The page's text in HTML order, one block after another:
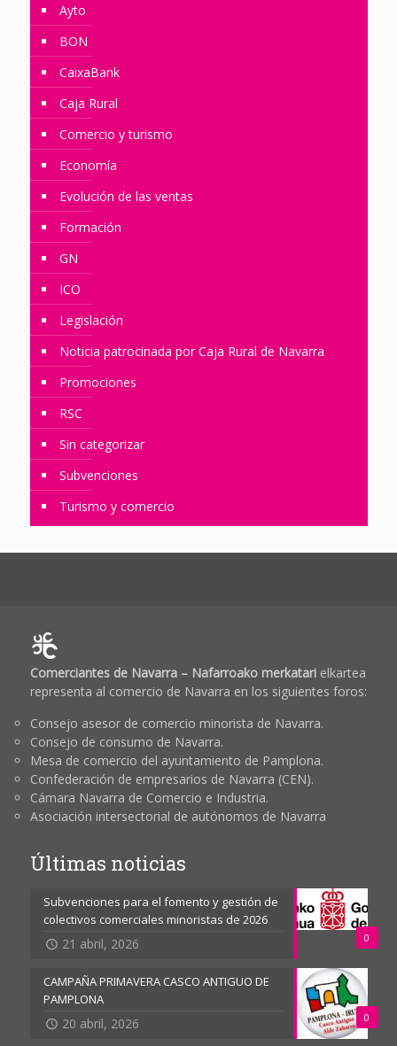
Ayto
BON
CaixaBank
Caja Rural
Comercio y turismo
Economía
Evolución de las ventas
Formación
GN
ICO
Legislación
Noticia patrocinada por Caja Rural de Navarra
Promociones
RSC
Sin categorizar
Subvenciones
Turismo y comercio
Comerciantes de Navarra – Nafarroako merkatarielkartea
representa al comercio de Navarra en los siguientes foros:
Consejo asesor de comercio minorista de Navarra.
Consejo de consumo de Navarra.
Mesa de comercio del ayuntamiento de Pamplona.
Confederación de empresarios de Navarra (CEN).
Cámara Navarra de Comercio e Industria.
Asociación intersectorial de autónomos de Navarra
Últimas noticias
0
Subvenciones para el fomento y gestión de
colectivos comerciales minoristas de 2026
21 abril, 2026
0
CAMPAÑA PRIMAVERA CASCO ANTIGUO DE
PAMPLONA
20 abril, 2026